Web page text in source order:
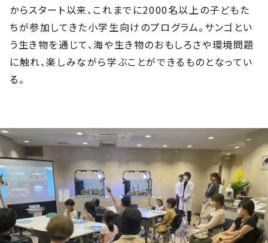
からスタート以来、これまでに2000名以上の子どもた
ちが参加してきた小学生向けのプログラム。サンゴとい
う生き物を通じて、海や生き物のおもしろさや環境問題
に触れ、楽しみながら学ぶことができるものとなってい
る。